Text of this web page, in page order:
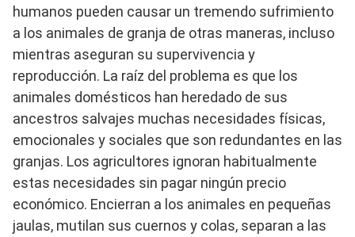
humanos pueden causar un tremendo sufrimiento
a los animales de granja de otras maneras, incluso
mientras aseguran su supervivencia y
reproducción. La raíz del problema es que los
animales domésticos han heredado de sus
ancestros salvajes muchas necesidades físicas,
emocionales y sociales que son redundantes en las
granjas. Los agricultores ignoran habitualmente
estas necesidades sin pagar ningún precio
económico. Encierran a los animales en pequeñas
jaulas, mutilan sus cuernos y colas, separan a las